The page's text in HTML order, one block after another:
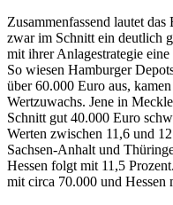
Zusammenfassend lautet
zwar im Schnitt ein deutlich
mit ihrer Anlagestrategie
So wiesen Hamburger
über 60.000 Euro aus,
Wertzuwachs. Jene in
Schnitt gut 40.000 Euro
Werten zwischen 11,6 und
Sachsen-Anhalt und
Hessen folgt mit 11,5
mit circa 70.000 und Hessen